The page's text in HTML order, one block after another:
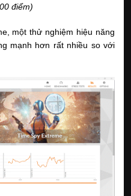
điểm)
một thử nghiệm hiệu năng
mạnh hơn rất nhiều so với